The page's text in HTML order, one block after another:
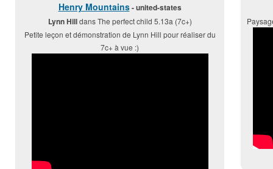
Henry Mountains- united-states
Lynn Hilldans The perfect child 5.13a (7c+)
Petite leçon et démonstration de Lynn Hill pour réaliser du
7c+ à vue :)